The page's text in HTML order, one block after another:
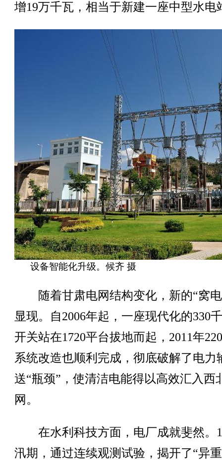
增19万千瓦，相当于新建一座中型水电
设备智能化升级。候齐 摄
随着甘肃电网结构变化，新的“窝电
显现。自2006年起，一座现代化的330
开关站在1720平台拔地而起，2011年
系统改造也顺利完成，彻底破解了电力
送“瓶颈”，使清洁电能得以高效汇入西
网。
在水利科技方面，电厂成就斐然。
汛期，通过连续观测试验，揭开了“异